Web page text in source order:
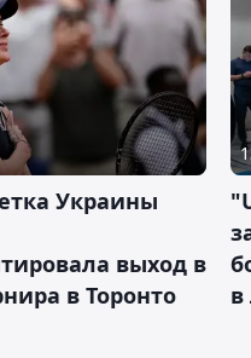
Украины
выход в
в Торонто
в